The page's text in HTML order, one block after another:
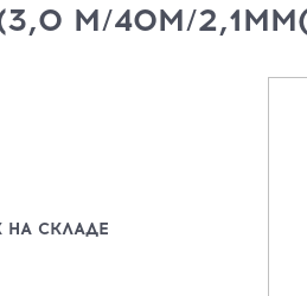
(3,0 М/40М/
НА СКЛАДЕ